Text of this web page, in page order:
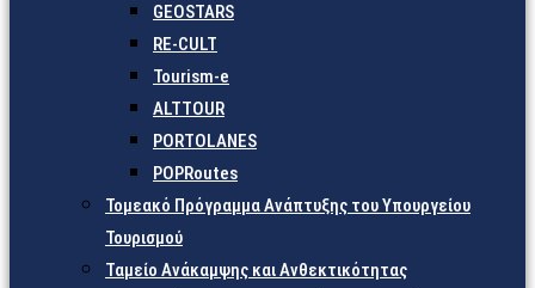
GEOSTARS
RE-CULT
Tourism-e
ALTTOUR
PORTOLANES
POPRoutes
Τομεακό Πρόγραμμα Ανάπτυξης του Υπουργείου
Τουρισμού
Ταμείο Ανάκαμψης και Ανθεκτικότητας